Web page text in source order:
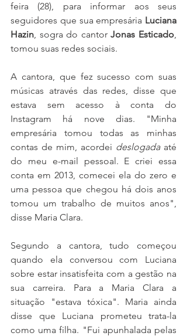
feira (28), para informar aos seus
seguidores que sua empresária Luciana
Hazin, sogra do cantor Jonas Esticado,
tomou suas redes sociais.
A cantora, que fez sucesso com suas
músicas através das redes, disse que
estava sem acesso à conta do
Instagram há nove dias. "Minha
empresária tomou todas as minhas
contas de mim, acordei deslogada até
do meu e-mail pessoal. E criei essa
conta em 2013, comecei ela do zero e
uma pessoa que chegou há dois anos
tomou um trabalho de muitos anos",
disse Maria Clara.
Segundo a cantora, tudo começou
quando ela conversou com Luciana
sobre estar insatisfeita com a gestão na
sua carreira. Para a Maria Clara a
situação "estava tóxica". Maria ainda
disse que Luciana prometeu trata-la
como uma filha. "Fui apunhalada pelas